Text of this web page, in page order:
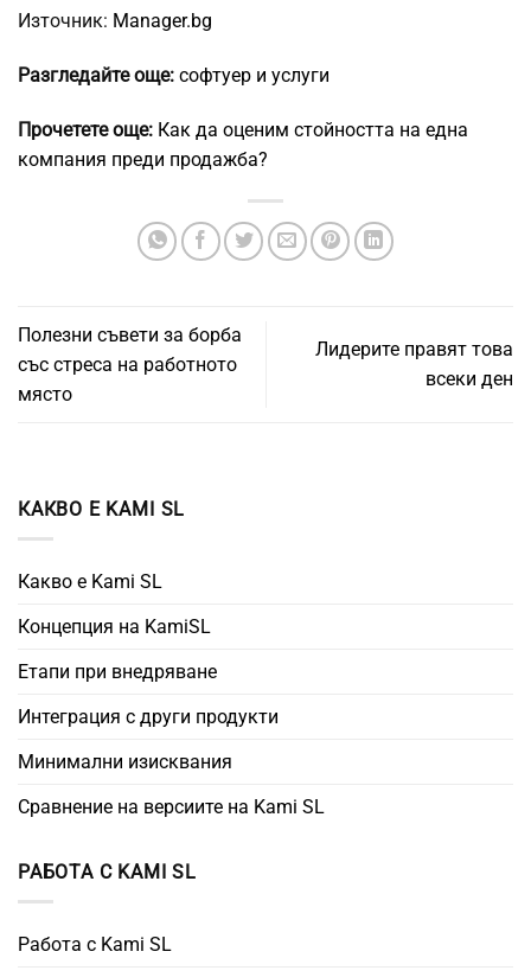
Източник: Manager.bg
Разгледайте още: софтуер и услуги
Прочетете още: Как да оценим стойността на една
компания преди продажба?
Полезни съвети за борба
със стреса на работното
място
Лидерите правят това
всеки ден
КАКВО Е KAMI SL
Какво е Kami SL
Концепция на KamiSL
Етапи при внедряване
Интеграция с други продукти
Минимални изисквания
Сравнение на версиите на Kami SL
РАБОТА С KAMI SL
Работа с Kami SL